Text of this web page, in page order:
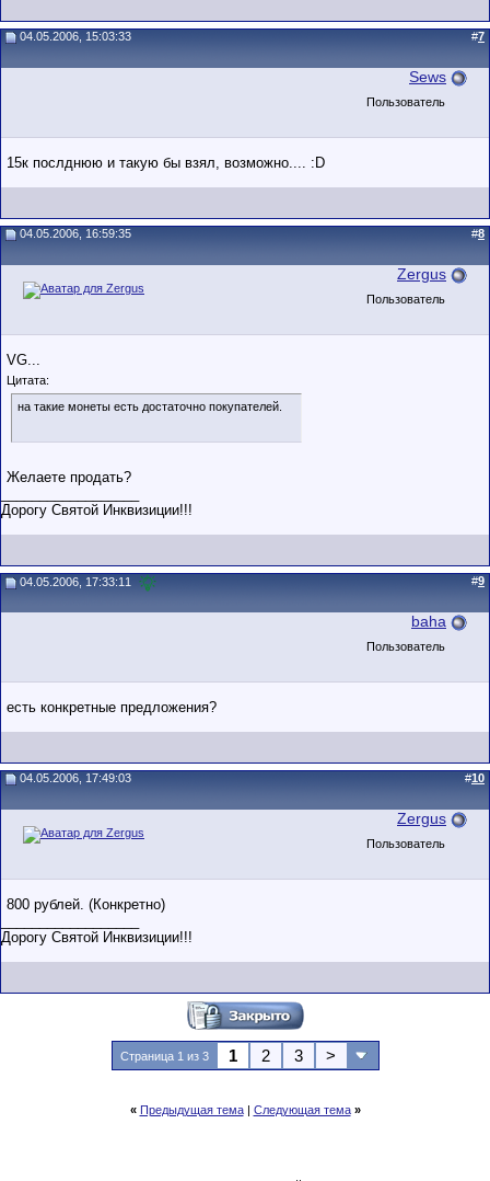
04.05.2006, 15:03:33 #7
Sews
Пользователь
15к послднюю и такую бы взял, возможно.... :D
04.05.2006, 16:59:35 #8
Zergus
Пользователь
VG...
Цитата:
на такие монеты есть достаточно покупателей.
Желаете продать?
Дорогу Святой Инквизиции!!!
04.05.2006, 17:33:11 #9
baha
Пользователь
есть конкретные предложения?
04.05.2006, 17:49:03 #10
Zergus
Пользователь
800 рублей. (Конкретно)
Дорогу Святой Инквизиции!!!
Страница 1 из 3 1 2 3 >
« Предыдущая тема| Следующая тема »